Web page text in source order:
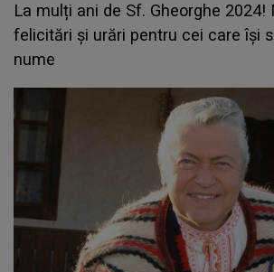
La mulți ani de Sf. Gheorghe 2024!
felicitări și urări pentru cei care își
nume